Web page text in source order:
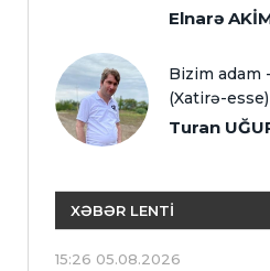
Elnarə
Bizim adam
(Xatirə-esse)
Turan
XƏBƏR LENTİ
15:26 05.08.2026